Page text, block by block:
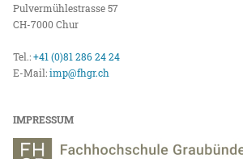
Pulvermühlestrasse 57
CH-7000 Chur
Tel.:+41 (0)81 286 24 24
E-Mail:imp@fhgr.ch
IMPRESSUM